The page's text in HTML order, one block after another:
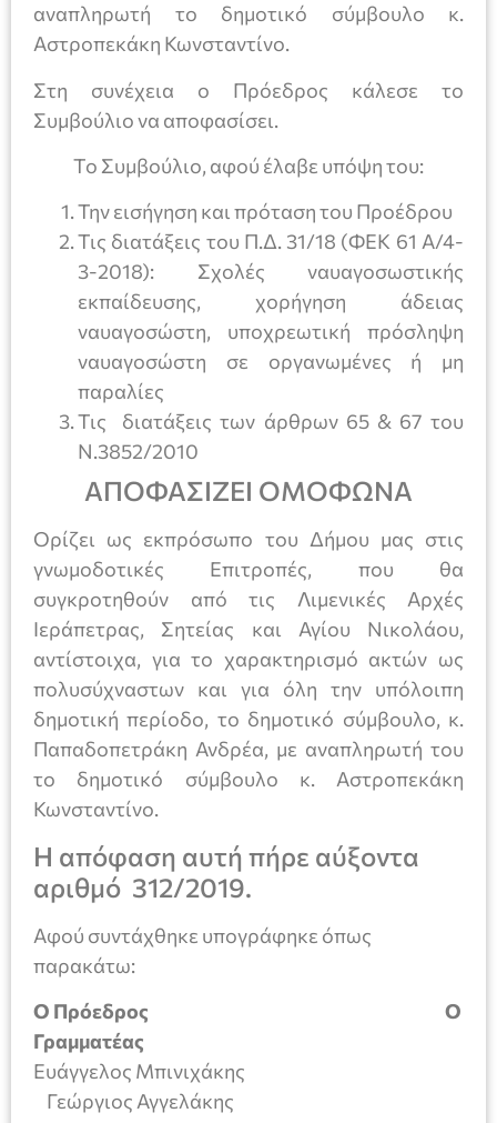
αναπληρωτή το δημοτικό σύμβουλο κ.
Αστροπεκάκη Κωνσταντίνο.
Στη συνέχεια ο Πρόεδρος κάλεσε το
Συμβούλιο να αποφασίσει.
Το Συμβούλιο, αφού έλαβε υπόψη του:
Την εισήγηση και πρόταση του Προέδρου
Τις διατάξεις του Π.Δ. 31/18 (ΦΕΚ 61 Α/4-
3-2018): Σχολές ναυαγοσωστικής
εκπαίδευσης, χορήγηση άδειας
ναυαγοσώστη, υποχρεωτική πρόσληψη
ναυαγοσώστη σε οργανωμένες ή μη
παραλίες
Τις διατάξεις των άρθρων 65 & 67 του
Ν.3852/2010
ΑΠΟΦΑΣΙΖΕΙ ΟΜΟΦΩΝΑ
Ορίζει ως εκπρόσωπο του Δήμου μας στις
γνωμοδοτικές Επιτροπές, που θα
συγκροτηθούν από τις Λιμενικές Αρχές
Ιεράπετρας, Σητείας και Αγίου Νικολάου,
αντίστοιχα, για το χαρακτηρισμό ακτών ως
πολυσύχναστων και για όλη την υπόλοιπη
δημοτική περίοδο, το δημοτικό σύμβουλο, κ.
Παπαδοπετράκη Ανδρέα, με αναπληρωτή του
το δημοτικό σύμβουλο κ. Αστροπεκάκη
Κωνσταντίνο.
Η απόφαση αυτή πήρε αύξοντα
αριθμό 312/2019.
Αφού συντάχθηκε υπογράφηκε όπως
παρακάτω:
Ο Πρόεδρος
Ο
Γραμματέας
Ευάγγελος Μπινιχάκης
Γεώργιος Αγγελάκης